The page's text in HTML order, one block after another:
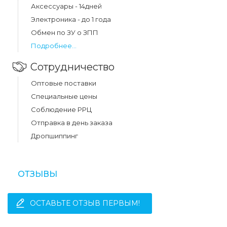
4g/poco m5 прозрачный составляет 31 грн.
Аксессуары - 14дней
Электроника - до 1 года
Обмен по ЗУ о ЗПП
Подробнее...
Сотрудничество
Оптовые поставки
Специальные цены
Соблюдение РРЦ
Отправка в день заказа
Дропшиппинг
ОТЗЫВЫ
ОСТАВЬТЕ ОТЗЫВ ПЕРВЫМ!